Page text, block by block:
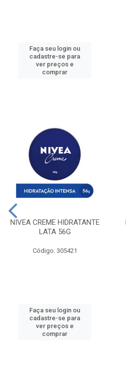
Faça seu login ou
cadastre-se para
ver preços e
comprar
NIVEA CREME HIDRATANTE
LATA 56G
Código: 305421
Faça seu login ou
cadastre-se para
ver preços e
comprar